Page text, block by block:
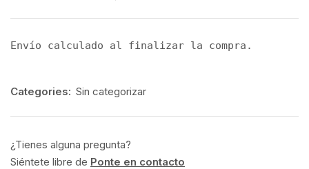
Envío calculado al finalizar la compra.
Categories: Sin categorizar
¿Tienes alguna pregunta?
Siéntete libre de Ponte en contacto